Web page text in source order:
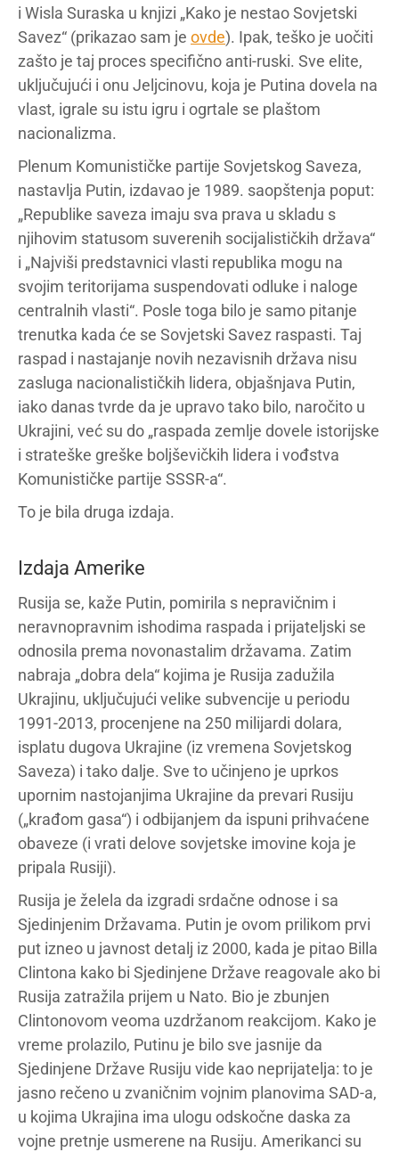
i Wisla Suraska u knjizi „Kako je nestao Sovjetski
Savez“ (prikazao sam je ovde). Ipak, teško je uočiti
zašto je taj proces specifično anti-ruski. Sve elite,
uključujući i onu Jeljcinovu, koja je Putina dovela na
vlast, igrale su istu igru i ogrtale se plaštom
nacionalizma.
Plenum Komunističke partije Sovjetskog Saveza,
nastavlja Putin, izdavao je 1989. saopštenja poput:
„Republike saveza imaju sva prava u skladu s
njihovim statusom suverenih socijalističkih država“
i „Najviši predstavnici vlasti republika mogu na
svojim teritorijama suspendovati odluke i naloge
centralnih vlasti“. Posle toga bilo je samo pitanje
trenutka kada će se Sovjetski Savez raspasti. Taj
raspad i nastajanje novih nezavisnih država nisu
zasluga nacionalističkih lidera, objašnjava Putin,
iako danas tvrde da je upravo tako bilo, naročito u
Ukrajini, već su do „raspada zemlje dovele istorijske
i strateške greške boljševičkih lidera i vođstva
Komunističke partije SSSR-a“.
To je bila druga izdaja.
Izdaja Amerike
Rusija se, kaže Putin, pomirila s nepravičnim i
neravnopravnim ishodima raspada i prijateljski se
odnosila prema novonastalim državama. Zatim
nabraja „dobra dela“ kojima je Rusija zadužila
Ukrajinu, uključujući velike subvencije u periodu
1991-2013, procenjene na 250 milijardi dolara,
isplatu dugova Ukrajine (iz vremena Sovjetskog
Saveza) i tako dalje. Sve to učinjeno je uprkos
upornim nastojanjima Ukrajine da prevari Rusiju
(„krađom gasa“) i odbijanjem da ispuni prihvaćene
obaveze (i vrati delove sovjetske imovine koja je
pripala Rusiji).
Rusija je želela da izgradi srdačne odnose i sa
Sjedinjenim Državama. Putin je ovom prilikom prvi
put izneo u javnost detalj iz 2000, kada je pitao Billa
Clintona kako bi Sjedinjene Države reagovale ako bi
Rusija zatražila prijem u Nato. Bio je zbunjen
Clintonovom veoma uzdržanom reakcijom. Kako je
vreme prolazilo, Putinu je bilo sve jasnije da
Sjedinjene Države Rusiju vide kao neprijatelja: to je
jasno rečeno u zvaničnim vojnim planovima SAD-a,
u kojima Ukrajina ima ulogu odskočne daska za
vojne pretnje usmerene na Rusiju. Amerikanci su